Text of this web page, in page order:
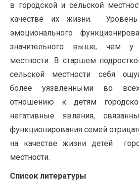
в городской и сельской
качестве их жизни.
эмоционального
значительного выше, чем у
местности. В старшем
сельской местности себя
более уязвленными во
отношению к детям
негативные явления,
функционирования семей
на качестве жизни детей
местности.
Список литературы